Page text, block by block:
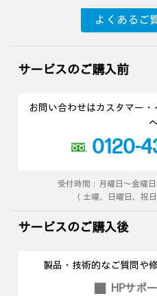
よくあるご
サービスのご購入前
お問い合わせはカスタマー
へ
0120-
受付時間：月曜日～金曜日
（土曜、日曜日、祝
サービスのご購入後
製品・技術的なご質問や
HPサポ